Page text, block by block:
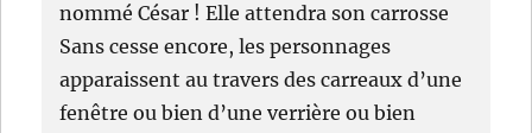
nommé César ! Elle attendra son carrosse
Sans cesse encore, les personnages
apparaissent au travers des carreaux d’une
fenêtre ou bien d’une verrière ou bien